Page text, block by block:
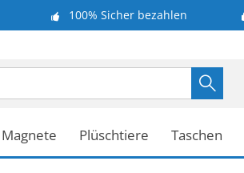
100% Sicher bezahlen
Magnete Plüschtiere Taschen